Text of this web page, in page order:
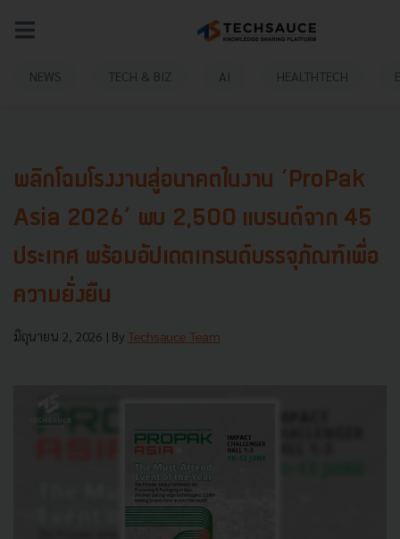
NEWS TECH & BIZ AI HEALTHTECH
พลิกโฉมโรงงานสู่อนาคตในงาน ‘ProPak
Asia 2026’ พบ 2,500 แบรนด์จาก 45
ประเทศ พร้อมอัปเดตเทรนด์บรรจุภัณฑ์เพื่อ
ความยั่งยืน
มิถุนายน 2, 2026 | By Techsauce Team